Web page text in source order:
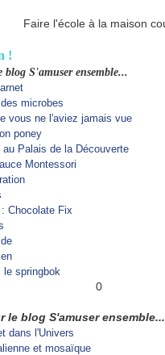
!
S'amuser ensemble...
microbes
vous ne l'aviez jamais vue
poney
au Palais de la Découverte
Montessori
Chocolate Fix
le springbok
le blog S'amuser ensemble...
dans l'Univers
et mosaïque